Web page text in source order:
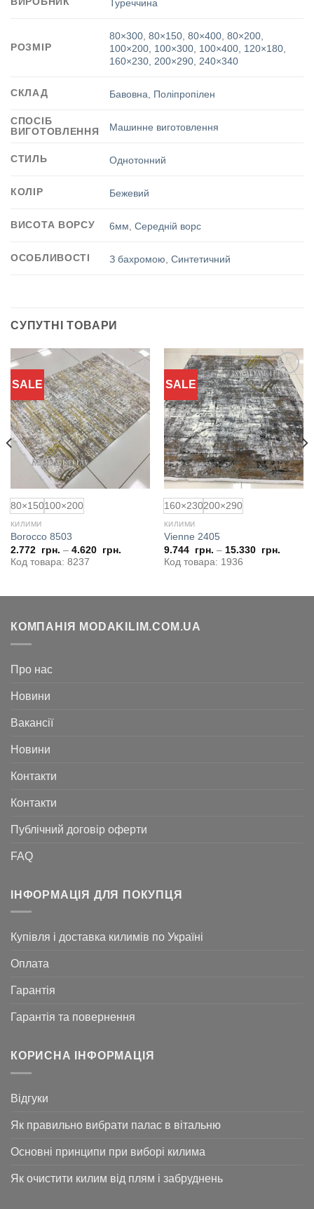
Туреччина
РОЗМІР
80×300 ,80×150 ,80×400 ,80×200
100×200 100×300 100×400 120×180
160×230 200×290 240×340
СКЛАД Бавовна Поліпропілен
СПОСІБ
ВИГОТОВЛЕННЯ
Машинне виготовлення
СТИЛЬ Однотонний
КОЛІР Бежевий
ВИСОТА ВОРСУ 6мм ,Середній ворс
ОСОБЛИВОСТІ З бахромою ,Синтетичний
СУПУТНІ ТОВАРИ
SALE
Додати
до
обраного
80×150100×200
КИЛИМИ
Borocco 8503
2.772 грн. – 4.620 грн.
Код товара: 8237
SALE
Додати
до
обраного
160×230200×290
КИЛИМИ
Vienne 2405
9.744 грн. – 15.330 грн.
Код товара: 1936
КОМПАНІЯ MODAKILIM.COM.UA
Про нас
Новини
Вакансії
Новини
Контакти
Контакти
Публічний договір оферти
FAQ
ІНФОРМАЦІЯ ДЛЯ ПОКУПЦЯ
Купівля і доставка килимів по Україні
Оплата
Гарантія
Гарантія та повернення
КОРИСНА ІНФОРМАЦІЯ
Відгуки
Як правильно вибрати палас в вітальню
Основні принципи при виборі килима
Як очистити килим від плям і забруднень